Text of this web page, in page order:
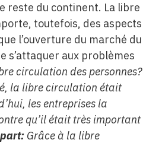
reste du continent. La libre
toutefois, des aspects
l’ouverture du marché du
s’attaquer aux problèmes
circulation des personnes?
la libre circulation était
les entreprises la
qu’il était très important
Grâce à la libre